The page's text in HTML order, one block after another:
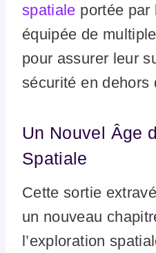
spatiale portée par
équipée de
pour assurer leur
sécurité en dehors
Un Nouvel Âge
Spatiale
Cette sortie
un nouveau
l’exploration